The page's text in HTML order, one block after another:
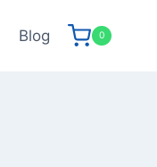
Blog 0